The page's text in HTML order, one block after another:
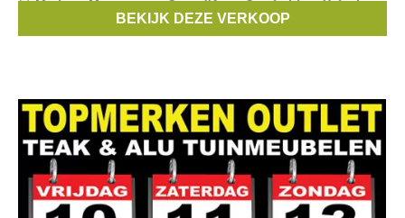
Merken:Mamagreen,Cote d'Azur,Castle-Line,Xcluziv,
BEKIJK DEZE VERKOOP